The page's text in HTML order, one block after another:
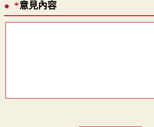
*意見內容